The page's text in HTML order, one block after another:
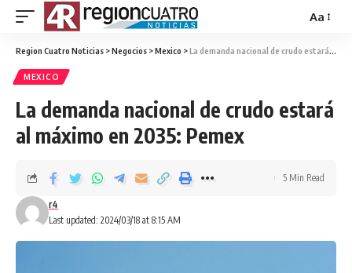
Aa
Region Cuatro Noticias >Negocios >Mexico >La demanda nacional de crudo estará al máximo en 2035: Pemex
MEXICO
La demanda nacional de crudo estará
al máximo en 2035: Pemex
Last updated: 2024/03/18 at 8:15 AM
r4
5 Min Read